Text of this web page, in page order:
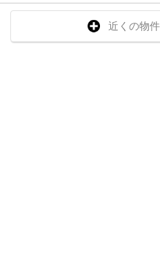
近くの物